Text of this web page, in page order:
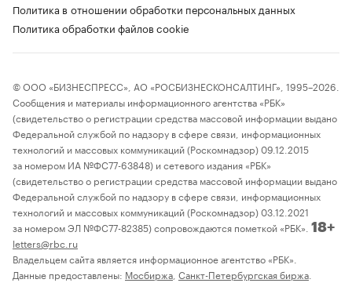
Политика в отношении обработки персональных данных
Политика обработки файлов cookie
© ООО «БИЗНЕСПРЕСС», АО «РОСБИЗНЕСКОНСАЛТИНГ», 1995–2026.
Сообщения и материалы информационного агентства «РБК»
(свидетельство о регистрации средства массовой информации выдано
Федеральной службой по надзору в сфере связи, информационных
технологий и массовых коммуникаций (Роскомнадзор) 09.12.2015
за номером ИА №ФС77-63848) и сетевого издания «РБК»
(свидетельство о регистрации средства массовой информации выдано
Федеральной службой по надзору в сфере связи, информационных
технологий и массовых коммуникаций (Роскомнадзор) 03.12.2021
за номером ЭЛ №ФС77-82385) сопровождаются пометкой «РБК». 18+
letters@rbc.ru
Владельцем сайта является информационное агентство «РБК».
Данные предоставлены: Мосбиржа Санкт-Петербургская биржа